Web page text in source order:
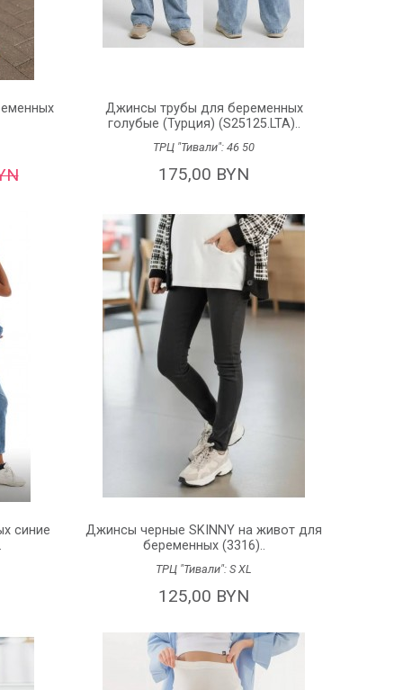
Джинсы трубы для беременных
голубые (Турция) (S25125.LTA)..
ТРЦ "Тивали": 46 50
175,00 BYN
синие
Джинсы черные SKINNY на живот для
беременных (3316)..
ТРЦ "Тивали": SXL
125,00 BYN